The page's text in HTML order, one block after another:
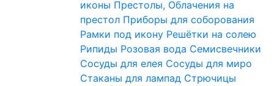
иконы Престолы, Облачения на
престол Приборы для соборования
Рамки под икону Решётки на солею
Рипиды Розовая вода Семисвечники
Сосуды для елея Сосуды для миро
Стаканы для лампад Стрючицы